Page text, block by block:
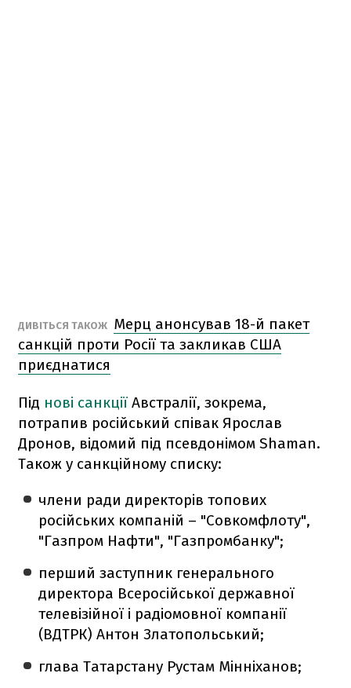
ДИВІТЬСЯ ТАКОЖ Мерц анонсував 18-й пакет
санкцій проти Росії та закликав США
приєднатися
Під нові санкції Австралії, зокрема,
потрапив російський співак Ярослав
Дронов, відомий під псевдонімом Shaman.
Також у санкційному списку:
члени ради директорів топових
російських компаній – "Совкомфлоту",
"Газпром Нафти", "Газпромбанку";
перший заступник генерального
директора Всеросійської державної
телевізійної і радіомовної компанії
(ВДТРК) Антон Златопольський;
глава Татарстану Рустам Мінніханов;